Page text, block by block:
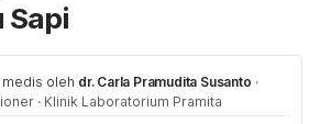
Sapi
oleh dr. Carla Pramudita Susanto ·
· Klinik Laboratorium Pramita